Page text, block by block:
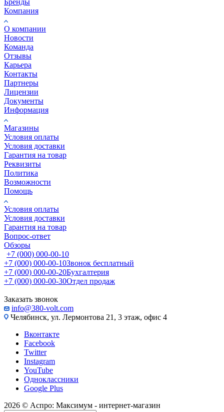
Бренды
Компания
О компании
Новости
Команда
Отзывы
Карьера
Контакты
Партнеры
Лицензии
Документы
Информация
Магазины
Условия оплаты
Условия доставки
Гарантия на товар
Реквизиты
Политика
Возможности
Помощь
Условия оплаты
Условия доставки
Гарантия на товар
Вопрос-ответ
Обзоры
+7 (000) 000-00-10
+7 (000) 000-00-10Звонок бесплатный
+7 (000) 000-00-20Бухгалтерия
+7 (000) 000-00-30Отдел продаж
Заказать звонок
info@380-volt.com
Челябинск, ул. Лермонтова 21, 3 этаж, офис 4
Вконтакте
Facebook
Twitter
Instagram
YouTube
Одноклассники
Google Plus
2026 © Аспро: Максимум - интернет-магазин